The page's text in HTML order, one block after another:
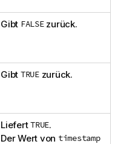
Gibt FALSEzurück.
Gibt TRUEzurück.
LiefertTRUE.
Der Wert von timestamp